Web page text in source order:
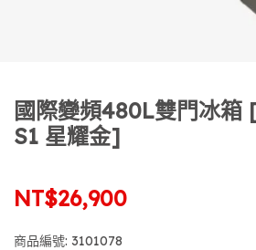
國際變頻480L雙門冰箱
S1 星耀金]
NT$26,900
商品編號: 3101078